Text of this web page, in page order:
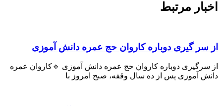
مرتبط
سر گیری دوباره کاروان حج عمره دانش آموزی
سرگیری دوباره کاروان حج عمره دانش آموزی 🔹کاروان عمره
آموزی پس از ده سال وقفه، صبح امروز با